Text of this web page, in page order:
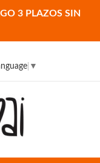
3 PLAZOS SIN
▼